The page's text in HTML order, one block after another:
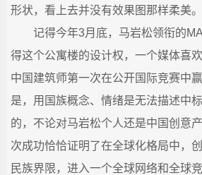
_
教
融
形状，看上去并没有效果图那样柔美。
记得今年3月底，马岩松领衔的
得这个公寓楼的设计权，一个媒体喜
中国建筑师第一次在公开国际竞赛中
是，用国族概念、情绪是无法描述中
的，不论对马岩松个人还是中国创意
次成功恰恰证明了在全球化格局中，
民族界限，进入一个全球网络和全球